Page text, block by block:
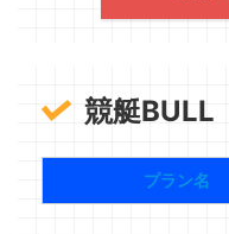
競艇BULL
プラン名